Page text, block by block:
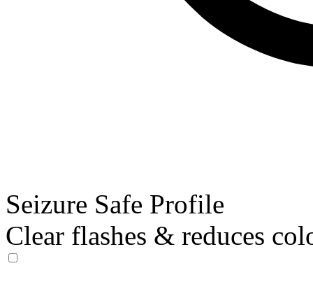
Seizure Safe Profile
Clear flashes & reduces